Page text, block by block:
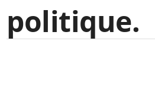
politique.